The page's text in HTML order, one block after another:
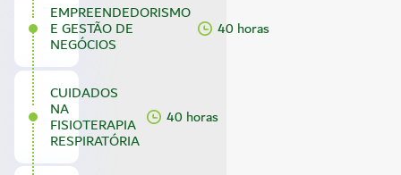
EMPREENDEDORISMO
E GESTÃO DE
NEGÓCIOS
40 horas
CUIDADOS
NA
FISIOTERAPIA
RESPIRATÓRIA
40 horas